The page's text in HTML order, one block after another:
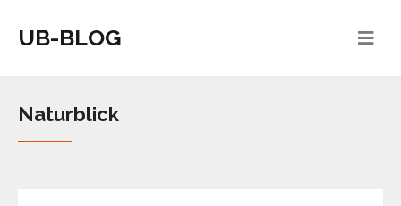
UB-BLOG
Naturblick